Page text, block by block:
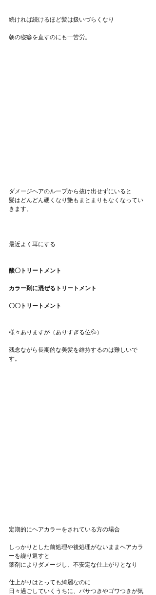
続ければ続けるほど髪は扱いづらくなり
朝の寝癖を直すのにも一苦労。
ダメージヘアのループから抜け出せずにいると
髪はどんどん硬くなり艶もまとまりもなくなってい
きます。
最近よく耳にする
酸〇トリートメント
カラー剤に混ぜるトリートメント
〇〇トリートメント
様々ありますが（ありすぎる位💦）
残念ながら長期的な美髪を維持するのは難しいで
す。
定期的にヘアカラーをされている方の場合
しっかりとした前処理や後処理がないままヘアカラ
ーを繰り返すと
薬剤によりダメージし、不安定な仕上がりとなり
仕上がりはとっても綺麗なのに
日々過ごしていくうちに、パサつきやゴワつきが気